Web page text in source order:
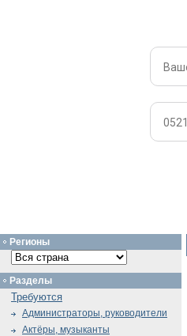
Регионы
Разделы
Требуются
Администраторы, руководители
Актёры, музыканты